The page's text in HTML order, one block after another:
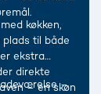
køkken,
til både
ekstra
direkte
– en skøn
–